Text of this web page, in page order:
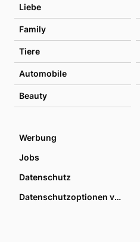
Liebe
Family
Tiere
Automobile
Beauty
Werbung
Jobs
Datenschutz
Datenschutzoptionen verwalten